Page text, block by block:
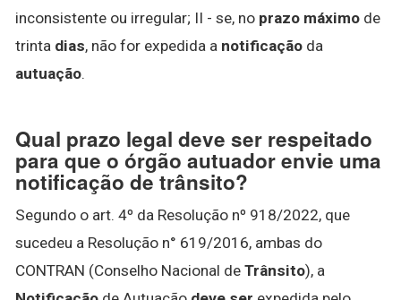
inconsistente ou irregular; II - se, no prazo máximo de
trinta dias, não for expedida a notificação da
autuação.
Qual prazo legal deve ser respeitado
para que o órgão autuador envie uma
notificação de trânsito?
Segundo o art. 4º da Resolução nº 918/2022, que
sucedeu a Resolução n° 619/2016, ambas do
CONTRAN (Conselho Nacional de Trânsito), a